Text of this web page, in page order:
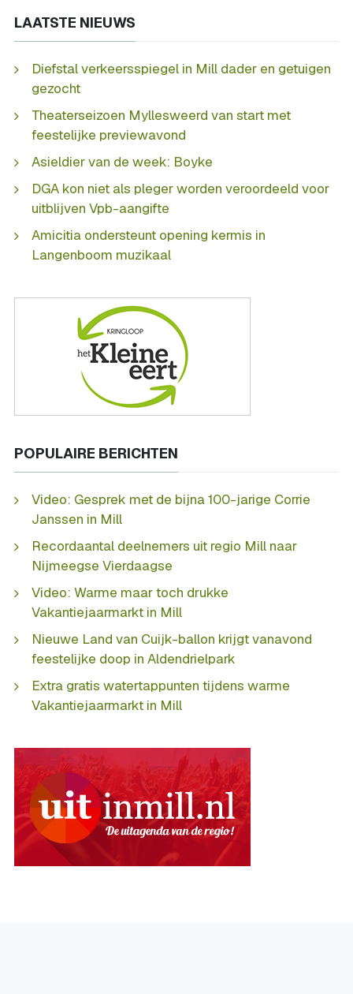
LAATSTE NIEUWS
Diefstal verkeersspiegel in Mill dader en getuigen
gezocht
Theaterseizoen Myllesweerd van start met
feestelijke previewavond
Asieldier van de week: Boyke
DGA kon niet als pleger worden veroordeeld voor
uitblijven Vpb-aangifte
Amicitia ondersteunt opening kermis in
Langenboom muzikaal
POPULAIRE BERICHTEN
Video: Gesprek met de bijna 100-jarige Corrie
Janssen in Mill
Recordaantal deelnemers uit regio Mill naar
Nijmeegse Vierdaagse
Video: Warme maar toch drukke
Vakantiejaarmarkt in Mill
Nieuwe Land van Cuijk-ballon krijgt vanavond
feestelijke doop in Aldendrielpark
Extra gratis watertappunten tijdens warme
Vakantiejaarmarkt in Mill